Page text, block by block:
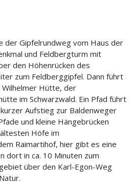
der Gipfelrundweg vom Haus der
und Feldbergturm mit
den Höhenrücken des
zum Feldberggipfel. Dann führt
Wilhelmer Hütte, der
im Schwarzwald. Ein Pfad führt
Aufstieg zur Baldenweger
und kleine Hängebrücken
Höfe im
Raimartihof, hier gibt es eine
dort in ca. 10 Minuten zum
über den Karl-Egon-Weg